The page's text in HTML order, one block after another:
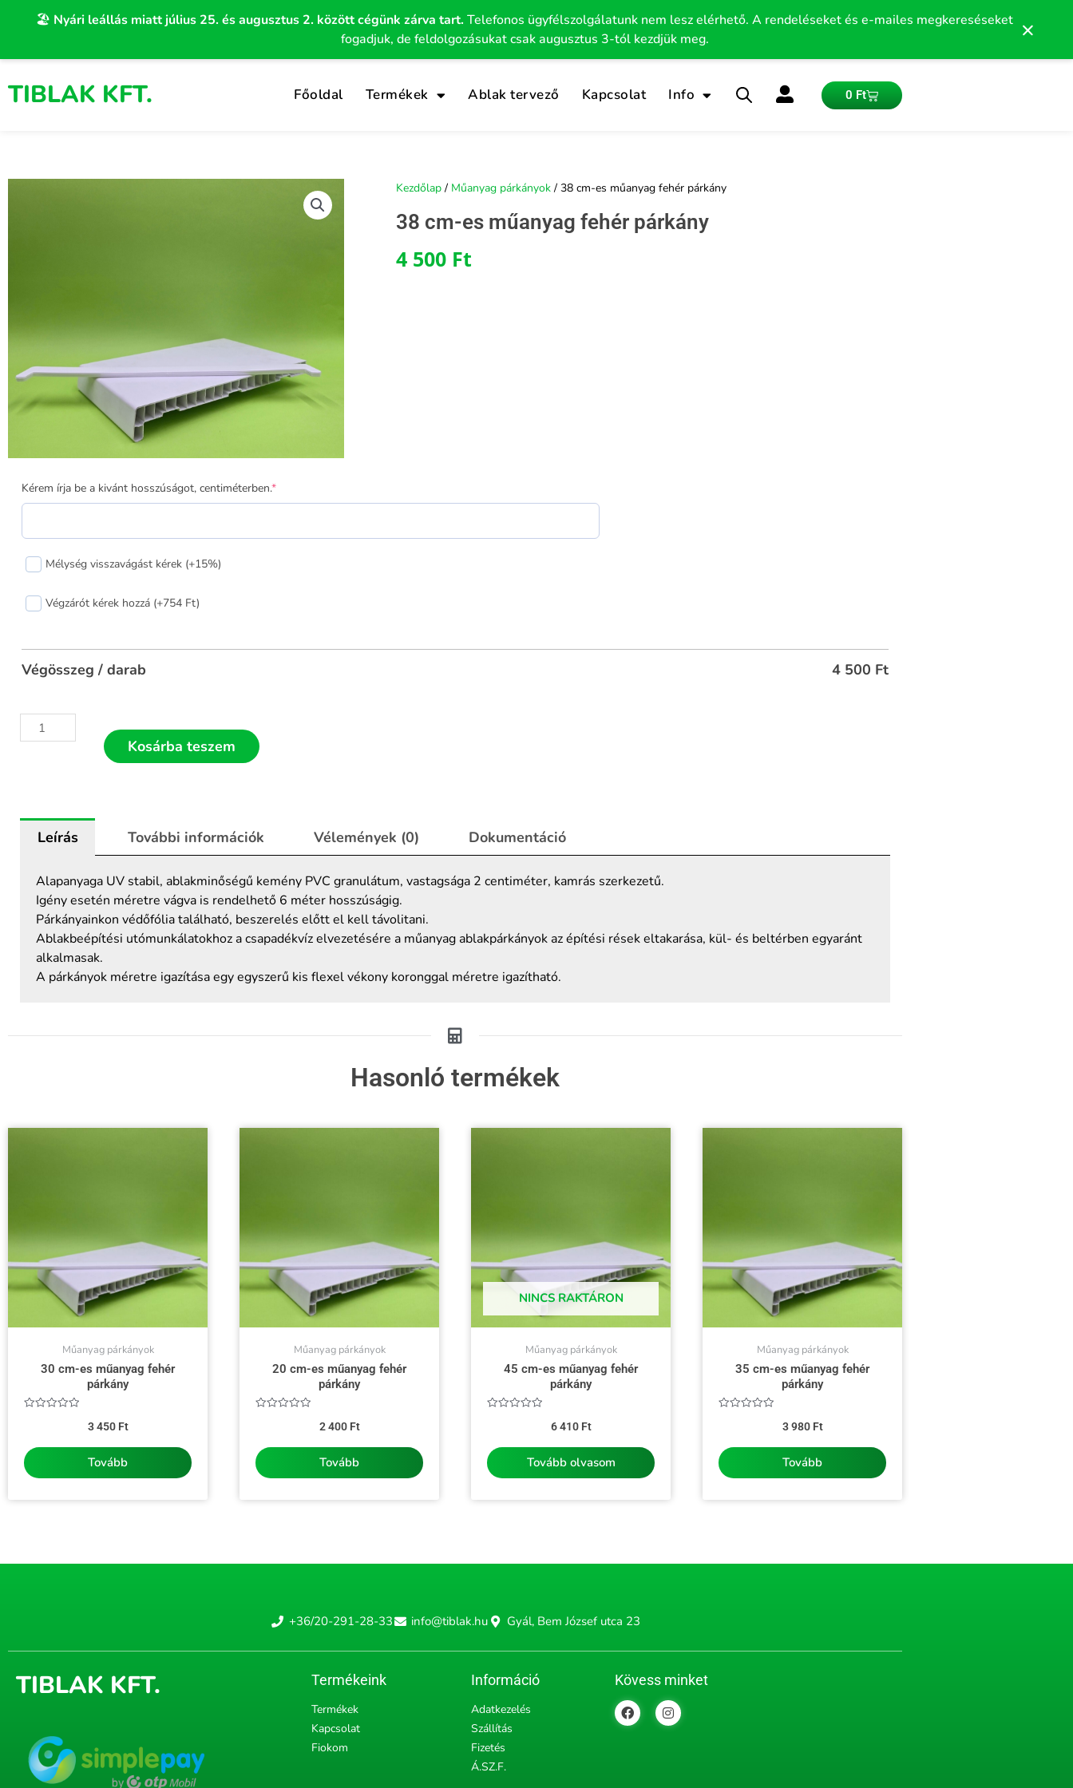
🏖️ Nyári leállás miatt július 25. és augusztus 2. között cégünk zárva tart.Telefonos ügyfélszolgálatunk nem lesz elérhető. A rendeléseket és e-mailes megkereséseket
fogadjuk, de feldolgozásukat csak augusztus 3-tól kezdjük meg.
×
TIBLAK KFT. Főoldal Termékek Ablak tervező Kapcsolat Info 0 FtKosár
Kezdőlap / Műanyag párkányok / 38 cm-es műanyag fehér párkány
38 cm-es műanyag fehér párkány
4 500 Ft
Kérem írja be a kivánt hosszúságot, centiméterben.*
Mélység visszavágást kérek (+15%)
Végzárót kérek hozzá (+754 Ft)
Végösszeg / darab 4 500 Ft
cm-
műanyag
párkány
Kosárba teszem
Leírás További információk Vélemények (0) Dokumentáció
Alapanyaga UV stabil, ablakminőségű kemény PVC granulátum, vastagsága 2 centiméter, kamrás szerkezetű.
Igény esetén méretre vágva is rendelhető 6 méter hosszúságig.
Párkányainkon védőfólia található, beszerelés előtt el kell távolitani.
Ablakbeépítési utómunkálatokhoz a csapadékvíz elvezetésére a műanyag ablakpárkányok az építési rések eltakarása, kül- és beltérben egyaránt
alkalmasak.
A párkányok méretre igazítása egy egyszerű kis flexel vékony koronggal méretre igazítható.
Hasonló termékek
Műanyag párkányok
30 cm-es műanyag fehér
párkány
3 450 Ft
Tovább
Műanyag párkányok
20 cm-es műanyag fehér
párkány
2 400 Ft
Tovább
NINCS RAKTÁRON
Műanyag párkányok
45 cm-es műanyag fehér
párkány
6 410 Ft
Tovább olvasom
Műanyag párkányok
35 cm-es műanyag fehér
párkány
3 980 Ft
Tovább
+36/20-291-28-33 info@tiblak.hu Gyál, Bem József utca 23
TIBLAK KFT. Termékeink
Termékek
Kapcsolat
Fiokom
Információ
Adatkezelés
Szállítás
Fizetés
Á.SZ.F.
Kövess minket
F
a
c
I
n
s